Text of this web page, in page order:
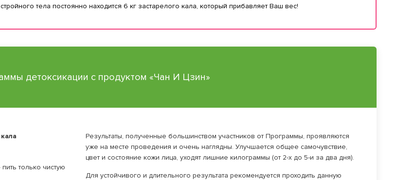
тела постоянно находится 6 кг застарелого кала, который прибавляет Ваш вес!
детоксикации с продуктом «Чан И Цзин»
только чистую
Результаты, полученные большинством участников от Программы, проявляются
уже на месте проведения и очень наглядны. Улучшается общее самочувствие,
цвет и состояние кожи лица, уходят лишние килограммы (от 2-х до 5-и за два дня).
Для устойчивого и длительного результата рекомендуется проходить данную